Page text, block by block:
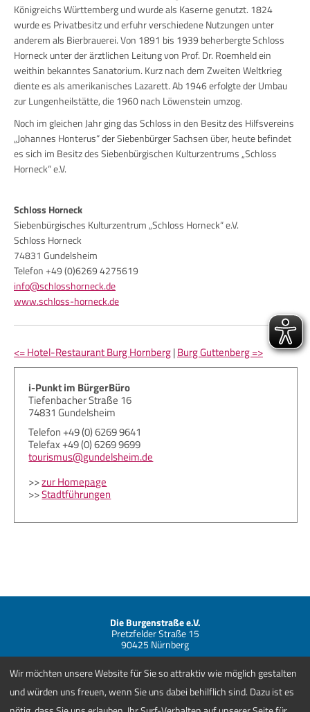
Königreichs Württemberg und wurde als Kaserne genutzt. 1824
wurde es Privatbesitz und erfuhr verschiedene Nutzungen unter
anderem als Bierbrauerei. Von 1891 bis 1939 beherbergte Schloss
Horneck unter der ärztlichen Leitung von Prof. Dr. Roemheld ein
weithin bekanntes Sanatorium. Kurz nach dem Zweiten Weltkrieg
diente es als amerikanisches Lazarett. Ab 1946 erfolgte der Umbau
zur Lungenheilstätte, die 1960 nach Löwenstein umzog.
Noch im gleichen Jahr ging das Schloss in den Besitz des Hilfsvereins
„Johannes Honterus“ der Siebenbürger Sachsen über, heute befindet
es sich im Besitz des Siebenbürgischen Kulturzentrums „Schloss
Horneck“ e.V.
Schloss Horneck
Siebenbürgisches Kulturzentrum „Schloss Horneck“ e.V.
Schloss Horneck
74831 Gundelsheim
Telefon +49 (0)6269 4275619
info@schlosshorneck.de
www.schloss-horneck.de
<= Hotel-Restaurant Burg Hornberg|Burg Guttenberg =>
i-Punkt im BürgerBüro
Tiefenbacher Straße 16
74831 Gundelsheim
Telefon +49 (0) 6269 9641
Telefax +49 (0) 6269 9699
tourismus@gundelsheim.de
>>zur Homepage
>>Stadtführungen
Die Burgenstraße e.V.
Pretzfelder Straße 15
90425 Nürnberg
info@burgenstrasse.de
Kontakt
Wir möchten unsere Website für Sie so attraktiv wie möglich gestalten
und würden uns freuen, wenn Sie uns dabei behilflich sind. Dazu ist es